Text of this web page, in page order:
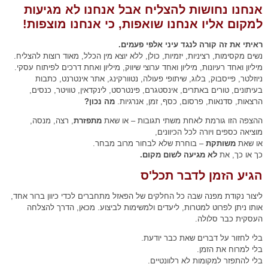
אנחנו נחושות להצליח אבל אנחנו לא מגיעות
למקום אליו אנחנו שואפות, כי אנחנו מוצפות!
ראיתי את זה קורה לנגד עיני אלפי פעמים.
נשים מקסימות, רציניות, יזמיות, כולן, ללא יוצא מין הכלל, מאוד רוצות להצליח.
מיליון ואחד רעיונות, מיליון ואחד ערוצי שיווק, מיליון ואחת דרכים לפיתוח עסקי.
ניוזלטר, פייסבוק, בלוג, שיתופי פעולה, נטוורקינג, אתר אינטרנט, כתבות
בעיתונים, טורים באתרים, אינסטגרם, פינטרסט, לינקדאין, טוויטר, כנסים,
הרצאות, סדנאות, פרסום, כסף, זמן, אנרגיות.מה נכון?
ההצפה הזו גורמת לאחת משתי תגובות – או שאתמתפזרת, רצה, מנסה,
מוציאה כספים ויורה לכל הכיוונים,
או שאתמשותקת – בוחרת שלא לבחור מרוב מבחר.
כך או כך, אתלא מגיעה לשום מקום.
הגיע הזמן לדבר תכל'ס
ליצור נקודת מפנה שבה כל החלקים של הפאזל מתחברים לכדי כיוון ברור אחד,
אותו ניתן לפרוט למטרות, ליעדים ולמשימות לביצוע. מכאן, הדרך להצלחה
העסקית כבר סלולה.
בלי לחזור על דברים שאת כבר יודעת.
בלי למרוח את הזמן.
בלי להתפזר למקומות לא רלוונטיים.